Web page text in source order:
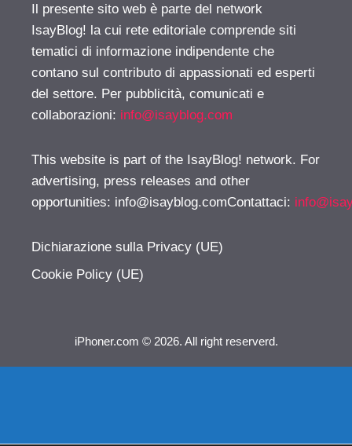
Il presente sito web è parte del network
IsayBlog! la cui rete editoriale comprende siti
tematici di informazione indipendente che
contano sul contributo di appassionati ed esperti
del settore. Per pubblicità, comunicati e
collaborazioni: info@isayblog.com
This website is part of the IsayBlog! network. For
advertising, press releases and other
opportunities: info@isayblog.comContattaci:
Dichiarazione sulla Privacy (UE)
Cookie Policy (UE)
iPhoner.com © 2026. All right reserverd.